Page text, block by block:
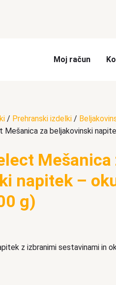
Moj račun
/ Prehranski izdelki /
za beljakovinski
Mešanica
napitek –
g)
z izbranimi sestavinami in